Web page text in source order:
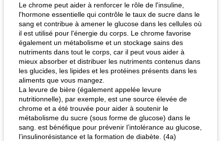
Le chrome peut aider à renforcer le rôle de l'insuline,
l'hormone essentielle qui contrôle le taux de sucre dans le
sang et contribue à amener le glucose dans les cellules où
il est utilisé pour l'énergie du corps. Le chrome favorise
également un métabolisme et un stockage sains des
nutriments dans tout le corps, car il peut vous aider à
mieux absorber et distribuer les nutriments contenus dans
les glucides, les lipides et les protéines présents dans les
aliments que vous mangez.
La levure de bière (également appelée levure
nutritionnelle), par exemple, est une source élevée de
chrome et a été trouvée pour aider à soutenir le
métabolisme du sucre (sous forme de glucose) dans le
sang. est bénéfique pour prévenir l’intolérance au glucose,
l’insulinorésistance et la formation de diabète. (4a)